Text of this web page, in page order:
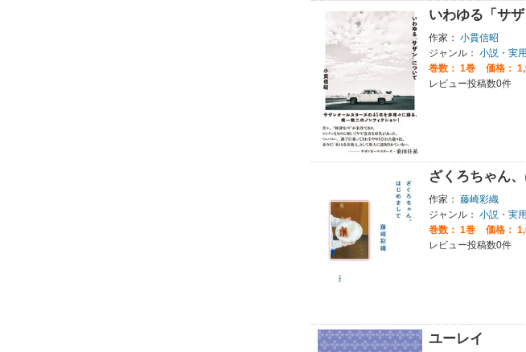
いわゆる「サ
作家： 小貫信昭
ジャンル： 小説・実
巻数： 1巻
価格：
レビュー投稿数0件
ざくろちゃん
作家： 藤崎彩織
ジャンル： 小説・実
巻数： 1巻
価格：
レビュー投稿数0件
ユーレイ